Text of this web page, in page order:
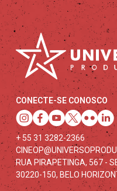
CONECTE-SE CONOSCO
+ 55 31 3282-2366
RUA PIRAPETINGA, 567 -
30220-150, BELO